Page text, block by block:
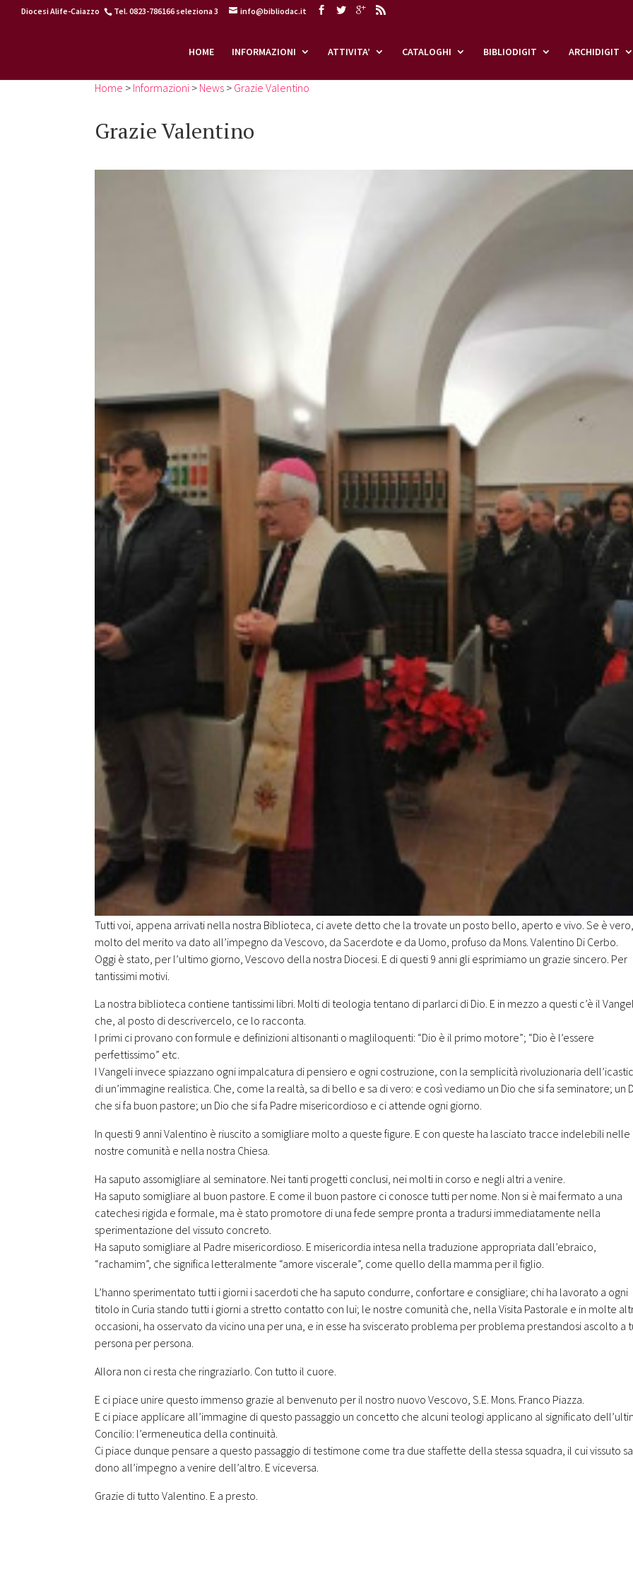
Diocesi Alife-Caiazzo Tel. 0823-786166 seleziona 3 info@bibliodac.it
HOME INFORMAZIONI ATTIVITA’ CATALOGHI BIBLIODIGIT ARCHIDIGIT
Home > Informazioni > News > Grazie Valentino
Grazie Valentino
Tutti voi, appena arrivati nella nostra Biblioteca, ci avete detto che la trovate un posto bello, aperto e vivo. Se è
molto del merito va dato all’impegno da Vescovo, da Sacerdote e da Uomo, profuso da Mons. Valentino Di Cerbo.
Oggi è stato, per l’ultimo giorno, Vescovo della nostra Diocesi. E di questi 9 anni gli esprimiamo un grazie sincero. Per
tantissimi motivi.
La nostra biblioteca contiene tantissimi libri. Molti di teologia tentano di parlarci di Dio. E in mezzo a questi c’è il
che, al posto di descrivercelo, ce lo racconta.
I primi ci provano con formule e definizioni altisonanti o magliloquenti: “Dio è il primo motore”; “Dio è l’essere
perfettissimo” etc.
I Vangeli invece spiazzano ogni impalcatura di pensiero e ogni costruzione, con la semplicità rivoluzionaria
di un’immagine realistica. Che, come la realtà, sa di bello e sa di vero: e così vediamo un Dio che si fa seminatore; un
che si fa buon pastore; un Dio che si fa Padre misericordioso e ci attende ogni giorno.
In questi 9 anni Valentino è riuscito a somigliare molto a queste figure. E con queste ha lasciato tracce indelebili nelle
nostre comunità e nella nostra Chiesa.
Ha saputo assomigliare al seminatore. Nei tanti progetti conclusi, nei molti in corso e negli altri a venire.
Ha saputo somigliare al buon pastore. E come il buon pastore ci conosce tutti per nome. Non si è mai fermato a una
catechesi rigida e formale, ma è stato promotore di una fede sempre pronta a tradursi immediatamente nella
sperimentazione del vissuto concreto.
Ha saputo somigliare al Padre misericordioso. E misericordia intesa nella traduzione appropriata dall’ebraico,
“rachamim”, che significa letteralmente “amore viscerale”, come quello della mamma per il figlio.
L’hanno sperimentato tutti i giorni i sacerdoti che ha saputo condurre, confortare e consigliare; chi ha lavorato a ogni
titolo in Curia stando tutti i giorni a stretto contatto con lui; le nostre comunità che, nella Visita Pastorale e in molte
occasioni, ha osservato da vicino una per una, e in esse ha sviscerato problema per problema prestandosi ascolto a
persona per persona.
Allora non ci resta che ringraziarlo. Con tutto il cuore.
E ci piace unire questo immenso grazie al benvenuto per il nostro nuovo Vescovo, S.E. Mons. Franco Piazza.
E ci piace applicare all’immagine di questo passaggio un concetto che alcuni teologi applicano al significato
Concilio: l’ermeneutica della continuità.
Ci piace dunque pensare a questo passaggio di testimone come tra due staffette della stessa squadra, il cui vissuto
dono all’impegno a venire dell’altro. E viceversa.
Grazie di tutto Valentino. E a presto.